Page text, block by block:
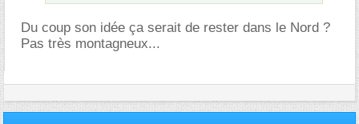
Du coup son idée ça serait de rester dans le Nord ?
Pas très montagneux...